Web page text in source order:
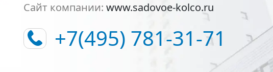
Сайт компании:www.sadovoe-kolco.ru
+7(495) 781-31-71